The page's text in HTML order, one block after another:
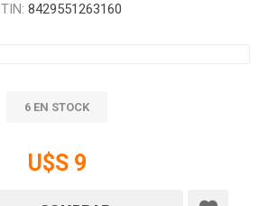
8429551263160
6 EN STOCK
U$S 9